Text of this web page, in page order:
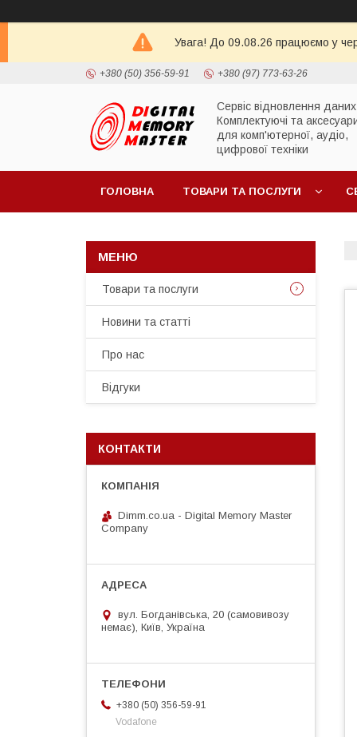
Увага! До 09.08.26 працюємо у
+380 (50) 356-59-91 +380 (97) 773-63-26
Сервіс відновлення
Комплектуючі та
для комп'ютерної, аудіо,
цифрової техніки
ГОЛОВНА ТОВАРИ ТА ПОСЛУГИ
Товари та послуги
Новини та статті
Про нас
Відгуки
КОНТАКТИ
Dimm.co.ua - Digital Memory Master
Company
вул. Богданівська, 20 (самовивозу
немає), Київ, Україна
+380 (50) 356-59-91
Vodafone